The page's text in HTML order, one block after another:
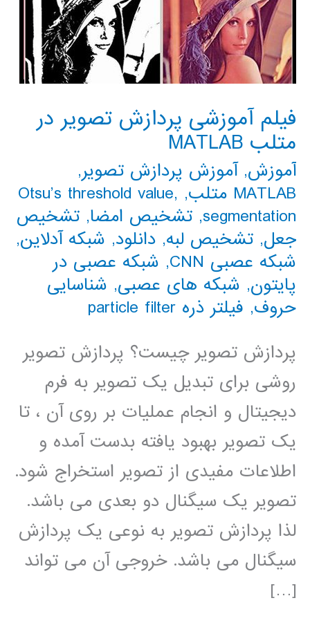
فیلم آموزشی پردازش تصویر در
متلب MATLAB
آموزش,آموزش پردازش تصویر,
MATLAB متلب
,
Otsu’s threshold value,
segmentation
, تشخیص امضا, تشخیص
جعل, تشخیص لبه, دانلود, شبکه آدلاین,
شبکه عصبی CNN
, شبکه عصبی در
پایتون, شبکه های عصبی, شناسایی
حروف, فیلتر ذره particle filter
پردازش تصویر چیست؟ پردازش تصویر
روشی برای تبدیل یک تصویر به فرم
دیجیتال و انجام عملیات بر روی آن ، تا
یک تصویر بهبود یافته بدست آمده و
اطلاعات مفیدی از تصویر استخراج شود.
تصویر یک سیگنال دو بعدی می باشد.
لذا پردازش تصویر به نوعی یک پردازش
سیگنال می باشد. خروجی آن می تواند
[…]